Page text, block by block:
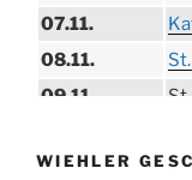
07.11.
08.11.
09.11.
11.11.
WIEHLER